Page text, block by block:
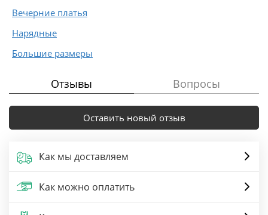
Вечерние платья
Нарядные
Большие размеры
Отзывы Вопросы
Оставить новый отзыв
Как мы доставляем
Как можно оплатить